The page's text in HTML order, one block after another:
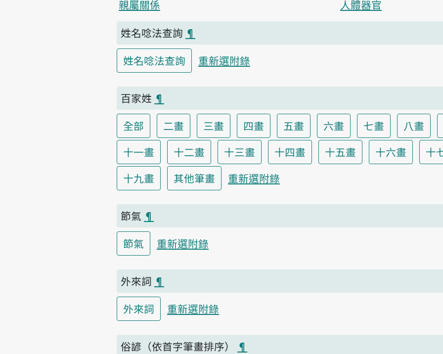
親屬關係
人體器官
姓名唸法查詢 ¶
姓名唸法查詢
重新選附錄
百家姓 ¶
全部
二畫 三畫 四畫 五畫 六畫 七畫 八畫
十一畫
十二畫 十三畫 十四畫 十五畫 十六畫 十
十九畫
其他筆畫 重新選附錄
節氣 ¶
節氣
重新選附錄
外來詞 ¶
外來詞
重新選附錄
俗諺（依首字筆畫排序）
¶